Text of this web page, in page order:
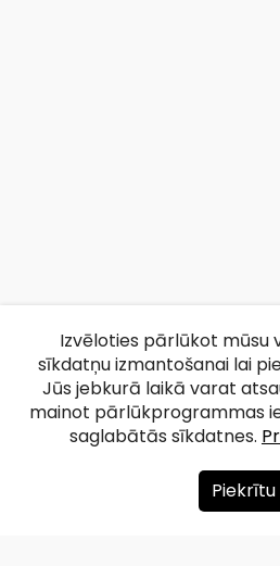
Par
Izvēloties pārlūkot mūsu
sīkdatņu izmantošanai lai
Jūs jebkurā laikā varat
mainot pārlūkprogrammas
saglabātās sīkdatnes.
Piekrītu